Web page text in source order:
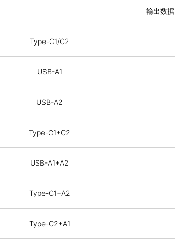
输出数据
Type-C1/C2
USB-A1
USB-A2
Type-C1+C2
USB-A1+A2
Type-C1+A2
Type-C2+A1